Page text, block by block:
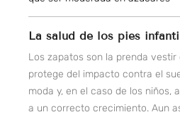
La salud de los pies
Los zapatos son la prenda vestir
protege del impacto contra el
moda y, en el caso de los niños,
a un correcto crecimiento. Aun